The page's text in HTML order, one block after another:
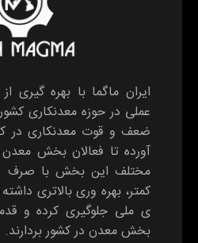
ایران ماگما با بهره گیری
عملی در حوزه معدنکاری
ضعف و قوت معدنکاری در
آورده تا فعالان بخش معدن
مختلف این بخش با صرف
کمتر، بهره وری بالاتری
ی ملی جلوگیری کرده و
بخش معدن در کشور بردارند.